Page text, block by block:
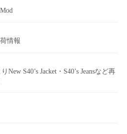
情報
New S40’s Jacket・S40’s Jeansなど再